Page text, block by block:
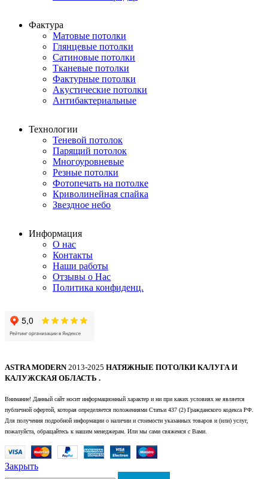
Фактура
Матовые потолки
Глянцевые потолки
Сатиновые потолки
Тканевые потолки
Фактурные потолки
Акустические потолки
Антибактериальные
Технологии
Теневой потолок
Парящий потолок
Многоуровневые
Резные потолки
Фотопечать на потолке
Криволинейная спайка
Звездное небо
Информация
О нас
Контакты
Наши работы
Отзывы о Нас
Политика конфиденц.
ASTRA MODERN2013-2025 НАТЯЖНЫЕ ПОТОЛКИ КАЛУГА И
КАЛУЖСКАЯ ОБЛАСТЬ .
Внимание! Данный сайт носит информационный характер и ни при каких условиях не является
публичной офертой, которая определяется положениями Статьи 437 (2) Гражданского кодекса РФ.
Для получения подробной информации о наличии и стоимости указанных товаров и (или) услуг,
пожалуйста, обращайтесь к нашим менеджерам. Или мы сами свяжемся с Вами.
Закрыть